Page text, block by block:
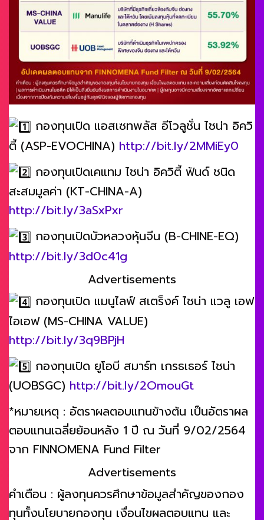
กองทุนเปิด แอสเซทพลัส อีโวลูชั่น ไชน่า อิควิ
ตี้ (ASP-EVOCHINA) http://bit.ly/2MMiEy0
กองทุนเปิดเคแทม ไชน่า อิควิตี้ ฟันด์ ชนิด
สะสมมูลค่า (KT-CHINA-A)
http://bit.ly/3aSxPxr
กองทุนเปิดบัวหลวงหุ้นจีน (B-CHINE-EQ)
http://bit.ly/3d0c41g
Advertisements
กองทุนเปิด แมนูไลฟ์ สเตร็งค์ ไชน่า แวลู เอฟ
ไอเอฟ (MS-CHINA VALUE)
http://bit.ly/3q9BPjH
กองทุนเปิด ยูโอบี สมาร์ท เกรธเธอร์ ไชน่า
(UOBSGC) http://bit.ly/2OmouGt
*หมายเหตุ : อัตราผลตอบแทนข้างต้น เป็นอัตราผล
ตอบแทนเฉลี่ยย้อนหลัง 1 ปี ณ วันที่ 9/02/2564
จาก FINNOMENA Fund Filter
Advertisements
คำเตือน : ผู้ลงทุนควรศึกษาข้อมูลสำคัญของกอง
ทุนทั้งนโยบายกองทุน เงื่อนไขผลตอบแทน และ